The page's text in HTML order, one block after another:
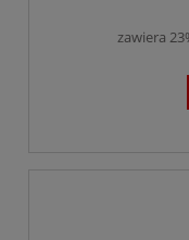
zawiera